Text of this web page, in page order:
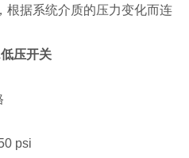
根据系统介质的压力变化而连
压开关
psi